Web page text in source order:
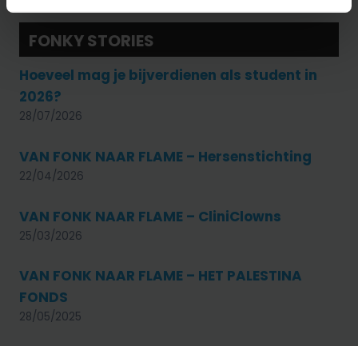
FONKY STORIES
Hoeveel mag je bijverdienen als student in
2026?
28/07/2026
VAN FONK NAAR FLAME – Hersenstichting
22/04/2026
VAN FONK NAAR FLAME – CliniClowns
25/03/2026
VAN FONK NAAR FLAME – HET PALESTINA
FONDS
28/05/2025